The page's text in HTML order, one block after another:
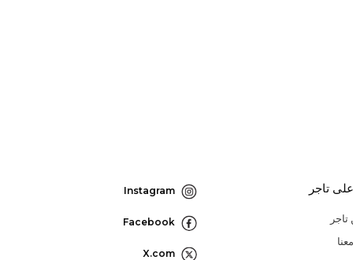
تاجر Instagram
Facebook
X.com